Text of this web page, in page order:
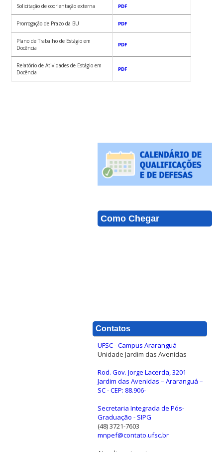
Solicitação de coorientação externa PDF
Prorrogação de Prazo da BU PDF
Plano de Trabalho de Estágio em
Docência
PDF
Relatório de Atividades de Estágio em
Docência
PDF
Como Chegar
Contatos
UFSC - Campus Araranguá
Unidade Jardim das Avenidas
Rod. Gov. Jorge Lacerda, 3201
Jardim das Avenidas – Araranguá –
SC - CEP: 88.906-
Secretaria Integrada de Pós-
Graduação - SIPG
(48) 3721-7603
mnpef@contato.ufsc.br